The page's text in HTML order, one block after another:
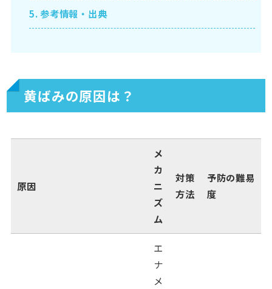
5.参考情報・出典
黄ばみの原因は？
原因
メ
カ
ニ
ズ
ム
対策
方法
予防の難易
度
エ
ナ
メ